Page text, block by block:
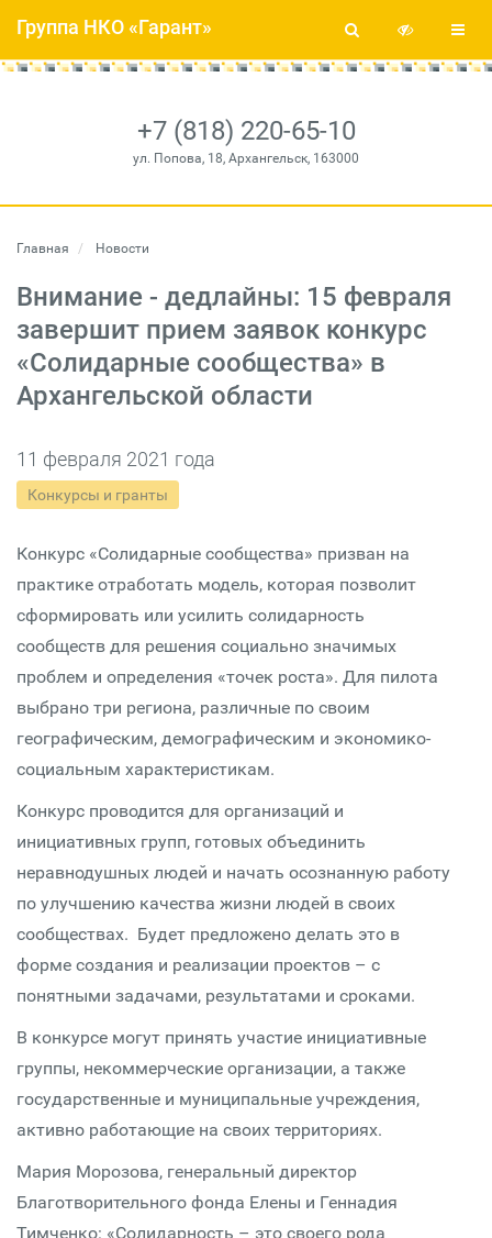
+7 (818) 220-65-10
ул. Попова, 18, Архангельск, 163000
Группа НКО «Гарант»
Главная Новости
Внимание - дедлайны: 15 февраля
завершит прием заявок конкурс
«Солидарные сообщества» в
Архангельской области
11 февраля 2021 года
Конкурсы и гранты
Конкурс «Солидарные сообщества» призван на
практике отработать модель, которая позволит
сформировать или усилить солидарность
сообществ для решения социально значимых
проблем и определения «точек роста». Для пилота
выбрано три региона, различные по своим
географическим, демографическим и экономико-
социальным характеристикам.
Конкурс проводится для организаций и
инициативных групп, готовых объединить
неравнодушных людей и начать осознанную работу
по улучшению качества жизни людей в своих
сообществах. Будет предложено делать это в
форме создания и реализации проектов – с
понятными задачами, результатами и сроками.
В конкурсе могут принять участие инициативные
группы, некоммерческие организации, а также
государственные и муниципальные учреждения,
активно работающие на своих территориях.
Мария Морозова, генеральный директор
Благотворительного фонда Елены и Геннадия
Тимченко: «Солидарность – это своего рода